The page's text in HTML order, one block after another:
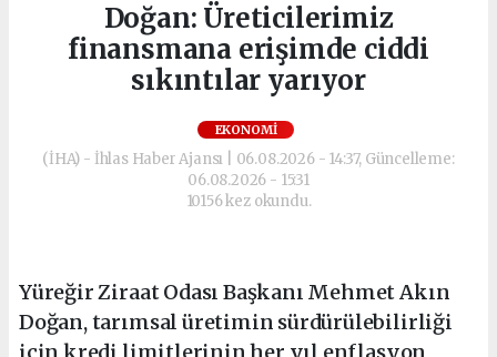
Doğan: Üreticilerimiz
finansmana erişimde ciddi
sıkıntılar yarıyor
EKONOMI
(İHA) - İhlas Haber Ajansı | 06.08.2026 - 14:37, Güncelleme:
06.08.2026 - 15:31
10156 kez okundu.
Yüreğir Ziraat Odası Başkanı Mehmet Akın
Doğan, tarımsal üretimin sürdürülebilirliği